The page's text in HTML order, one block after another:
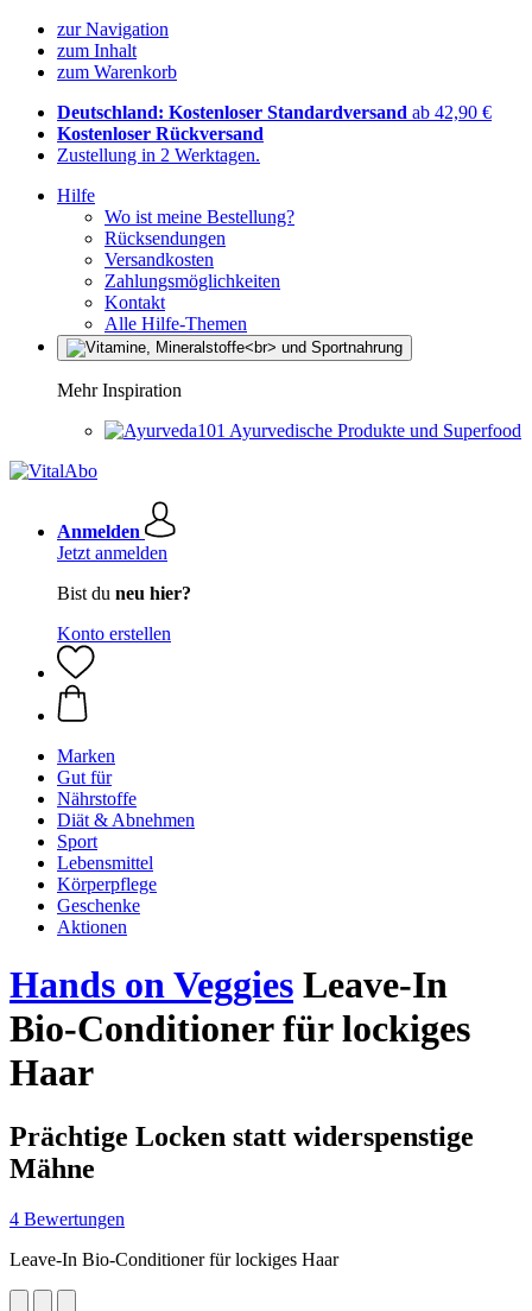
zur Navigation
zum Inhalt
zum Warenkorb
Deutschland: Kostenloser Standardversand ab 42,90 €
Kostenloser Rückversand
Zustellung in 2 Werktagen.
Hilfe
Wo ist meine Bestellung?
Rücksendungen
Versandkosten
Zahlungsmöglichkeiten
Kontakt
Alle Hilfe-Themen
Mehr Inspiration
Ayurvedische Produkte und Superfood
Anmelden
Jetzt anmelden
Bist du neu hier?
Konto erstellen
Marken
Gut für
Nährstoffe
Diät & Abnehmen
Sport
Lebensmittel
Körperpflege
Geschenke
Aktionen
Hands on Veggies Leave-In
Bio-Conditioner für lockiges
Haar
Prächtige Locken statt widerspenstige
Mähne
4 Bewertungen
Leave-In Bio-Conditioner für lockiges Haar